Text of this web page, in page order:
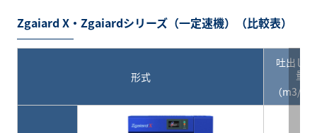
Zgaiard X・Zgaiardシリーズ（一定速機）（比較表）
形式
吐出し
量
（m3/